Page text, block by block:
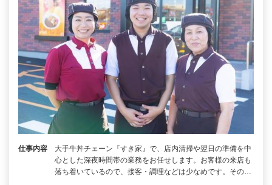
仕事内容
大手牛丼チェーン『すき家』で、店内清掃や翌日の準備を中
心とした深夜時間帯の業務をお任せします。お客様の来店も
落ち着いているので、接客・調理などは少なめです。その…